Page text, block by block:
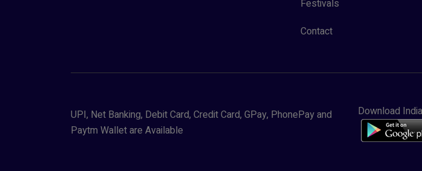
Festivals
Contact
UPI, Net Banking, Debit Card, Credit Card, GPay, PhonePay and
Paytm Wallet are Available
Download